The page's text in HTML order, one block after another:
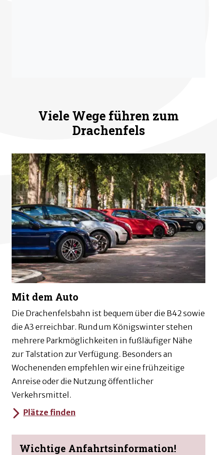
Viele Wege führen zum
Drachenfels
Mit dem Auto
Die Drachenfelsbahn ist bequem über die B42 sowie
die A3 erreichbar. Rund um Königswinter stehen
mehrere Parkmöglichkeiten in fußläufiger Nähe
zur Talstation zur Verfügung. Besonders an
Wochenenden empfehlen wir eine frühzeitige
Anreise oder die Nutzung öffentlicher
Verkehrsmittel.
Plätze finden
Wichtige Anfahrtsinformation!